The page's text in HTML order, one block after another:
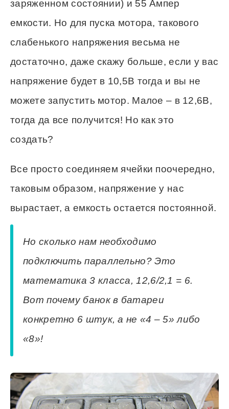
заряженном состоянии) и 55 Ампер
емкости. Но для пуска мотора, такового
слабенького напряжения весьма не
достаточно, даже скажу больше, если у вас
напряжение будет в 10,5В тогда и вы не
можете запустить мотор. Малое – в 12,6В,
тогда да все получится! Но как это
создать?
Все просто соединяем ячейки поочередно,
таковым образом, напряжение у нас
вырастает, а емкость остается постоянной.
Но сколько нам необходимо
подключить параллельно? Это
математика 3 класса, 12,6/2,1 = 6.
Вот почему банок в батареи
конкретно 6 штук, а не «4 – 5» либо
«8»!